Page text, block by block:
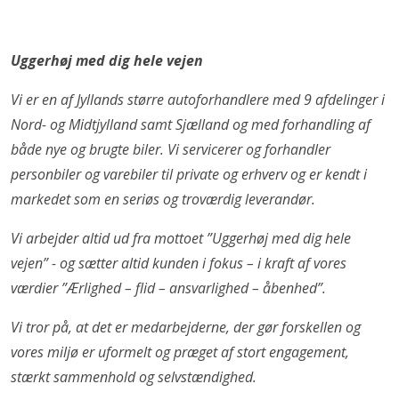
Uggerhøj med dig hele vejen
Vi er en af Jyllands større autoforhandlere med 9 afdelinger i
Nord- og Midtjylland samt Sjælland og med forhandling af
både nye og brugte biler. Vi servicerer og forhandler
personbiler og varebiler til private og erhverv og er kendt i
markedet som en seriøs og troværdig leverandør.
Vi arbejder altid ud fra mottoet ”Uggerhøj med dig hele
vejen” - og sætter altid kunden i fokus – i kraft af vores
værdier ”Ærlighed – flid – ansvarlighed – åbenhed”.
Vi tror på, at det er medarbejderne, der gør forskellen og
vores miljø er uformelt og præget af stort engagement,
stærkt sammenhold og selvstændighed.